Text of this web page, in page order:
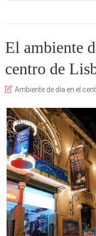
El ambiente
centro de
Ambiente de día en el